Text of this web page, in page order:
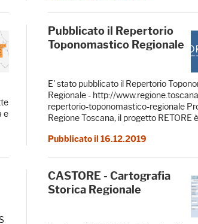
e
Pubblicato il Repertorio
Toponomastico Regionale
E' stato pubblicato il Repertorio
Regionale - http://
repertorio-toponomastico-regionale
Regione Toscana, il progetto RETORE
Pubblicato il 16.12.2019
CASTORE - Cartografia
Storica Regionale